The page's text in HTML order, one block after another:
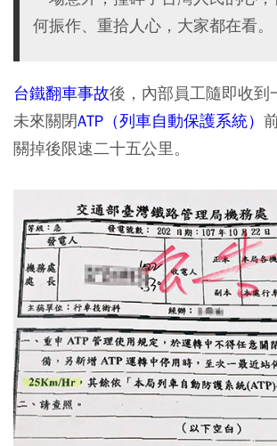
何振作、重拾人心，大家都在看。
台鐵翻車事故後，內部員工隨即收到
未來關閉ATP（列車自動保護系統）
關掉後限速二十五公里。